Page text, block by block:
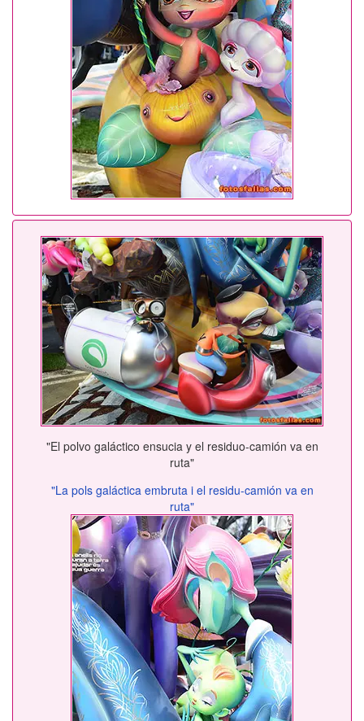
"El polvo galáctico ensucia y el residuo-camión va en
ruta"
"La pols galáctica embruta i el residu-camión va en
ruta"